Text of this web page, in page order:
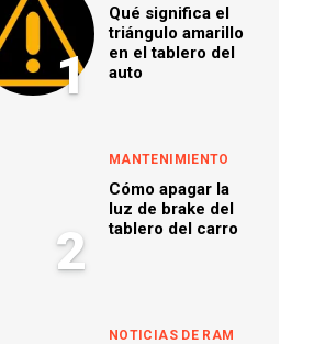
1
Qué significa el
triángulo amarillo
en el tablero del
auto
2
MANTENIMIENTO
Cómo apagar la
luz de brake del
tablero del carro
NOTICIAS DE RAM